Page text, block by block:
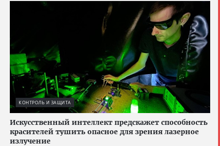
КОНТРОЛЬ И ЗАЩИТА
Искусственный интеллект предскажет способность
красителей тушить опасное для зрения лазерное
излучение